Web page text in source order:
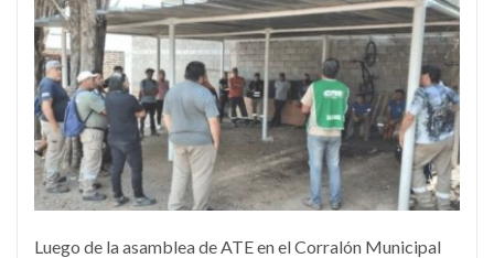
Luego de la asamblea de ATE en el Corralón Municipal